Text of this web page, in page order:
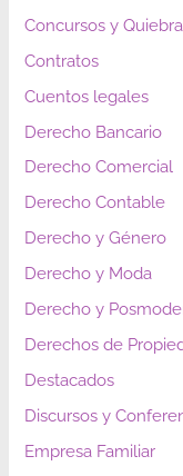
Concursos y
Contratos
Cuentos legales
Derecho Bancario
Derecho Comercial
Derecho Contable
Derecho y Género
Derecho y Moda
Derecho y
Derechos de
Destacados
Discursos y
Empresa Familiar